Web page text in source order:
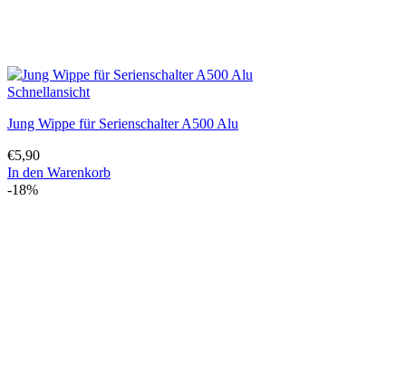
Schnellansicht
Jung Wippe für Serienschalter A500 Alu
€5,90
In den Warenkorb
-18%